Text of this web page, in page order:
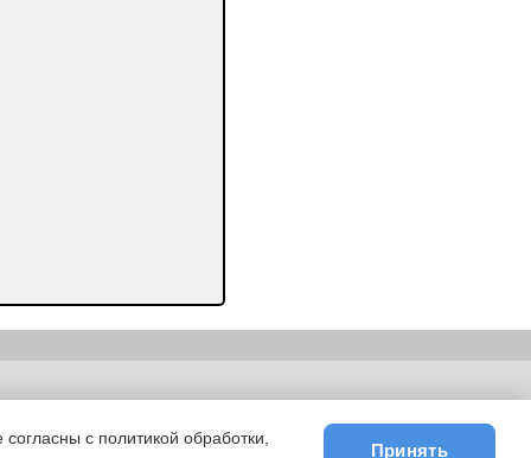
|E-mail
с политикой обработки,
Принять